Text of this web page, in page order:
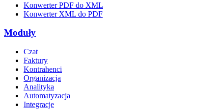
Konwerter PDF do XML
Konwerter XML do PDF
Moduły
Czat
Faktury
Kontrahenci
Organizacja
Analityka
Automatyzacja
Integracje